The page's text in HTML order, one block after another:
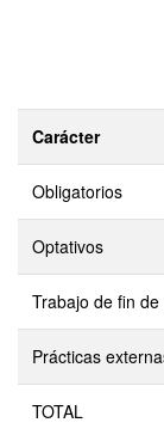
Carácter
Obligatorios
Optativos
Trabajo de fin
Prácticas
TOTAL